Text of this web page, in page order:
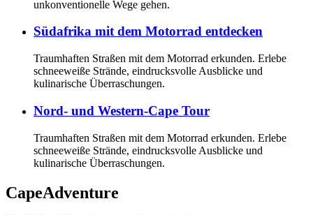
unkonventionelle Wege gehen.
Südafrika mit dem Motorrad entdecken
Traumhaften Straßen mit dem Motorrad erkunden. Erlebe
schneeweiße Strände, eindrucksvolle Ausblicke und
kulinarische Überraschungen.
Nord- und Western-Cape Tour
Traumhaften Straßen mit dem Motorrad erkunden. Erlebe
schneeweiße Strände, eindrucksvolle Ausblicke und
kulinarische Überraschungen.
CapeAdventure